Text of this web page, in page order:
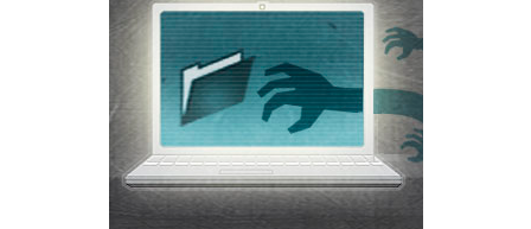
porta
di
servizio
–
Breyer
avverte:
“L’UE